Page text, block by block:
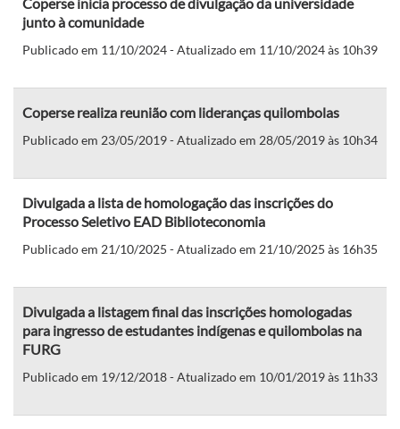
junto à comunidade
Publicado em 11/10/2024 - Atualizado em 11/10/2024 às 10h39
Coperse realiza reunião com lideranças quilombolas
Publicado em 23/05/2019 - Atualizado em 28/05/2019 às 10h34
Divulgada a lista de homologação das inscrições do
Processo Seletivo EAD Biblioteconomia
Publicado em 21/10/2025 - Atualizado em 21/10/2025 às 16h35
Divulgada a listagem final das inscrições homologadas
para ingresso de estudantes indígenas e quilombolas na
FURG
Publicado em 19/12/2018 - Atualizado em 10/01/2019 às 11h33